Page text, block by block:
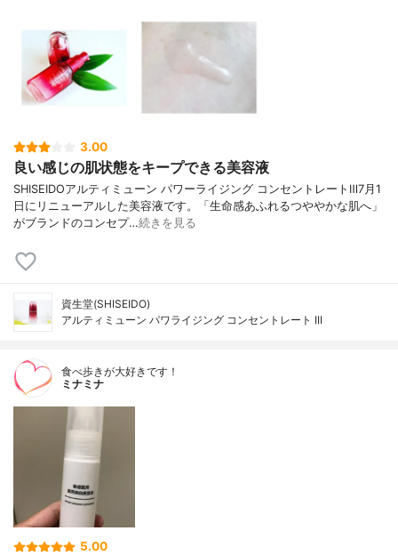
3.00
良い感じの肌状態をキープできる美容液
SHISEIDOアルティミューン パワーライジング コンセントレートⅢ7月1
日にリニューアルした美容液です。「生命感あふれるつややかな肌へ」
がブランドのコンセプ…続きを見る
資生堂(SHISEIDO)
アルティミューン パワライジング コンセントレート III
食べ歩きが大好きです！
ミナミナ
5.00